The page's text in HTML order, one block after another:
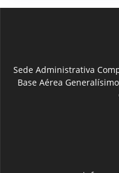
Sede Administrativa
Base Aérea